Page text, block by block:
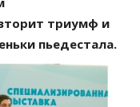
триумф и
пьедестала.